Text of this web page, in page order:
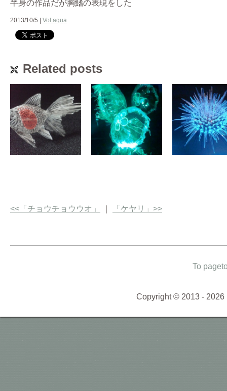
半身の作品だが胸鰭の表現をした
2013/10/5 | Vol aqua
Related posts
<<「チョウチョウウオ」 「ケヤリ」>>
To
Copyright © 2013 - 2026